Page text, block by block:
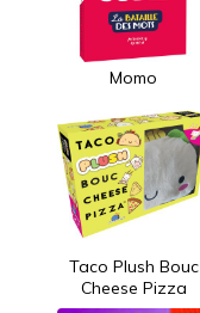
Momo
Taco Plush Bouc
Cheese Pizza